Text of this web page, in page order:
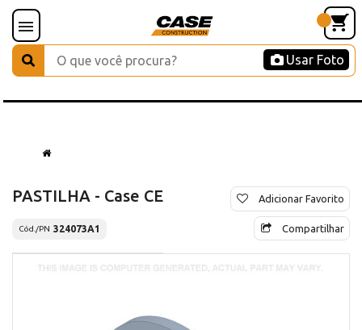
Usar Foto
PASTILHA - Case CE
Cód./PN 324073A1
Adicionar Favorito
Compartilhar